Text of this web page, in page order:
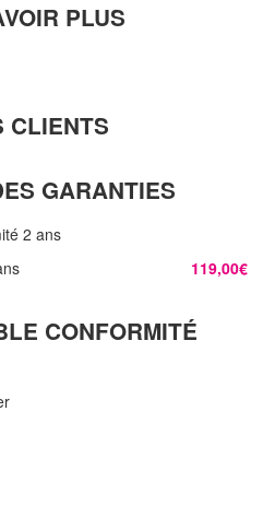
PLUS
CLIENTS
GARANTIES
2 ans
119,00€
CONFORMITÉ